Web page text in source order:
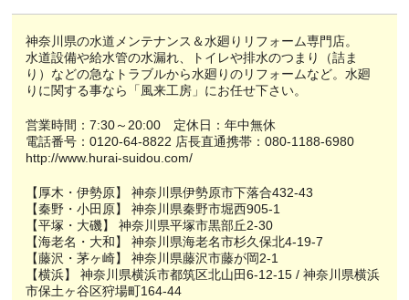
神奈川県の水道メンテナンス＆水廻りリフォーム専門店。
水道設備や給水管の水漏れ、トイレや排水のつまり（詰ま
り）などの急なトラブルから水廻りのリフォームなど。水廻
りに関する事なら「風来工房」にお任せ下さい。
営業時間：7:30～20:00 定休日：年中無休
電話番号：0120-64-8822 店長直通携帯：080-1188-6980
http://www.hurai-suidou.com/
【厚木・伊勢原】 神奈川県伊勢原市下落合432-43
【秦野・小田原】 神奈川県秦野市堀西905-1
【平塚・大磯】 神奈川県平塚市黒部丘2-30
【海老名・大和】 神奈川県海老名市杉久保北4-19-7
【藤沢・茅ヶ崎】 神奈川県藤沢市藤が岡2-1
【横浜】 神奈川県横浜市都筑区北山田6-12-15 / 神奈川県横浜
市保土ヶ谷区狩場町164-44